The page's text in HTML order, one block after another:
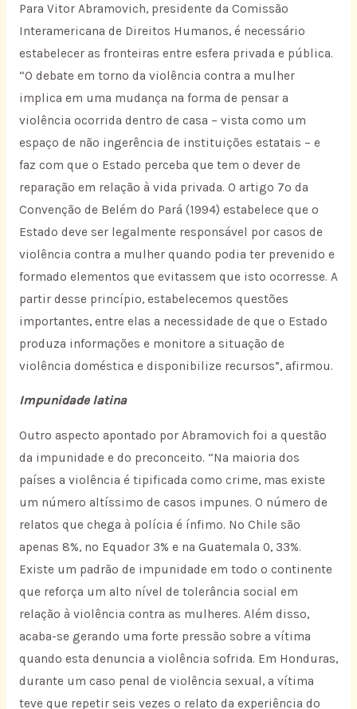
Para Vitor Abramovich, presidente da Comissão
Interamericana de Direitos Humanos, é necessário
estabelecer as fronteiras entre esfera privada e pública.
“O debate em torno da violência contra a mulher
implica em uma mudança na forma de pensar a
violência ocorrida dentro de casa – vista como um
espaço de não ingerência de instituições estatais – e
faz com que o Estado perceba que tem o dever de
reparação em relação à vida privada. O artigo 7º da
Convenção de Belém do Pará (1994) estabelece que o
Estado deve ser legalmente responsável por casos de
violência contra a mulher quando podia ter prevenido e
formado elementos que evitassem que isto ocorresse. A
partir desse princípio, estabelecemos questões
importantes, entre elas a necessidade de que o Estado
produza informações e monitore a situação de
violência doméstica e disponibilize recursos”, afirmou.
Impunidade latina
Outro aspecto apontado por Abramovich foi a questão
da impunidade e do preconceito. “Na maioria dos
países a violência é tipificada como crime, mas existe
um número altíssimo de casos impunes. O número de
relatos que chega à polícia é ínfimo. No Chile são
apenas 8%, no Equador 3% e na Guatemala 0, 33%.
Existe um padrão de impunidade em todo o continente
que reforça um alto nível de tolerância social em
relação à violência contra as mulheres. Além disso,
acaba-se gerando uma forte pressão sobre a vítima
quando esta denuncia a violência sofrida. Em Honduras,
durante um caso penal de violência sexual, a vítima
teve que repetir seis vezes o relato da experiência do